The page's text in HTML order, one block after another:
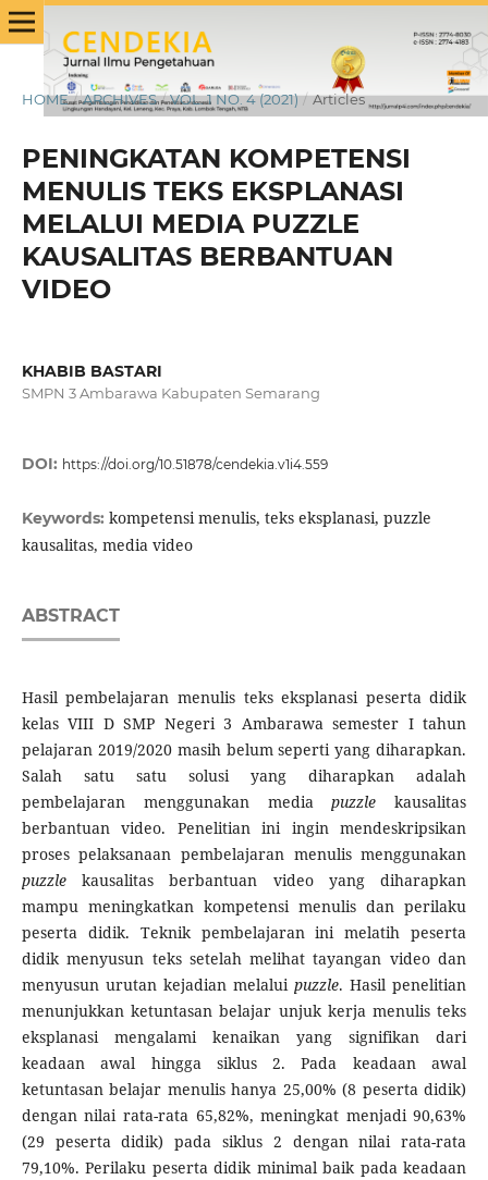
HOME / ARCHIVES / VOL. 1 NO. 4 (2021) / Articles
PENINGKATAN KOMPETENSI
MENULIS TEKS EKSPLANASI
MELALUI MEDIA PUZZLE
KAUSALITAS BERBANTUAN
VIDEO
KHABIB BASTARI
SMPN 3 Ambarawa Kabupaten Semarang
DOI: https://doi.org/10.51878/cendekia.v1i4.559
Keywords: kompetensi menulis, teks eksplanasi, puzzle
kausalitas, media video
ABSTRACT
Hasil pembelajaran menulis teks eksplanasi peserta didik
kelas VIII D SMP Negeri 3 Ambarawa semester I tahun
pelajaran 2019/2020 masih belum seperti yang diharapkan.
Salah satu satu solusi yang diharapkan adalah
pembelajaran menggunakan mediapuzzle kausalitas
berbantuan video. Penelitian ini ingin mendeskripsikan
proses pelaksanaan pembelajaran menulis menggunakan
puzzlekausalitas berbantuan video yang diharapkan
mampu meningkatkan kompetensi menulis dan perilaku
peserta didik. Teknik pembelajaran ini melatih peserta
didik menyusun teks setelah melihat tayangan video dan
menyusun urutan kejadian melaluipuzzle. Hasil penelitian
menunjukkan ketuntasan belajar unjuk kerja menulis teks
eksplanasi mengalami kenaikan yang signifikan dari
keadaan awal hingga siklus 2. Pada keadaan awal
ketuntasan belajar menulis hanya 25,00% (8 peserta didik)
dengan nilai rata-rata 65,82%, meningkat menjadi 90,63%
(29 peserta didik) pada siklus 2 dengan nilai rata-rata
79,10%. Perilaku peserta didik minimal baik pada keadaan